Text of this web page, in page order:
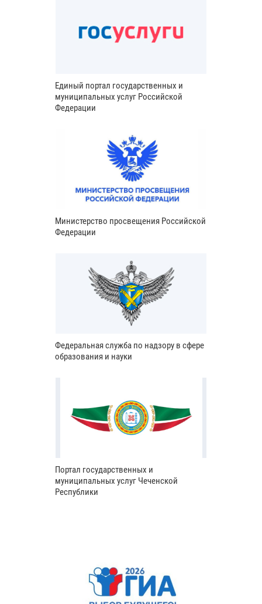
Единый портал государственных и
муниципальных услуг Российской
Федерации
Министерство просвещения Российской
Федерации
Федеральная служба по надзору в сфере
образования и науки
Портал государственных и
муниципальных услуг Чеченской
Республики